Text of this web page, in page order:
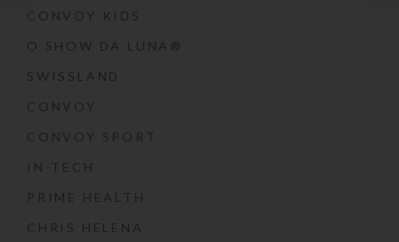
CONVOY KIDS
O SHOW DA LUNA®
SWISSLAND
CONVOY
CONVOY SPORT
IN-TECH
PRIME HEALTH
CHRIS HELENA